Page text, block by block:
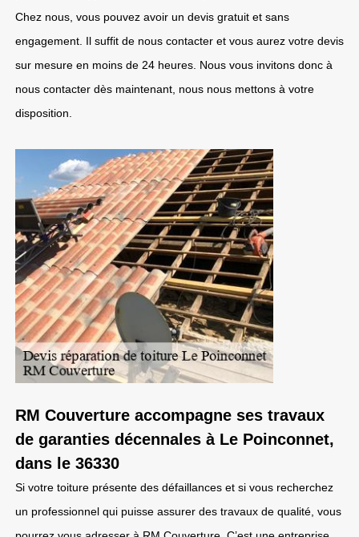
Chez nous, vous pouvez avoir un devis gratuit et sans
engagement. Il suffit de nous contacter et vous aurez votre devis
sur mesure en moins de 24 heures. Nous vous invitons donc à
nous contacter dès maintenant, nous nous mettons à votre
disposition.
RM Couverture accompagne ses travaux
de garanties décennales à Le Poinconnet,
dans le 36330
Si votre toiture présente des défaillances et si vous recherchez
un professionnel qui puisse assurer des travaux de qualité, vous